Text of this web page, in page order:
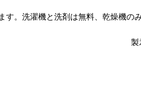
す。洗濯機と洗剤は無料、乾燥機の
製